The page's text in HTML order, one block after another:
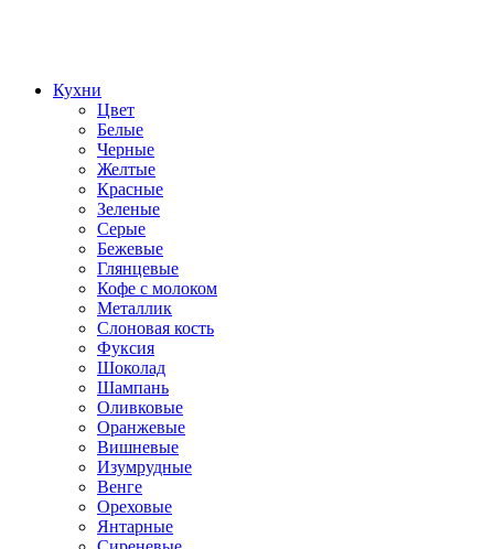
Кухни
Цвет
Белые
Черные
Желтые
Красные
Зеленые
Серые
Бежевые
Глянцевые
Кофе с молоком
Металлик
Слоновая кость
Фуксия
Шоколад
Шампань
Оливковые
Оранжевые
Вишневые
Изумрудные
Венге
Ореховые
Янтарные